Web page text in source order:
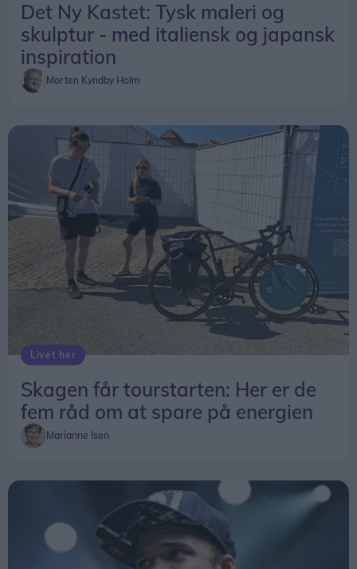
Det Ny Kastet: Tysk maleri og
skulptur - med italiensk og japansk
inspiration
Morten Kyndby Holm
Livet her
Skagen får tourstarten: Her er de
fem råd om at spare på energien
Marianne Isen